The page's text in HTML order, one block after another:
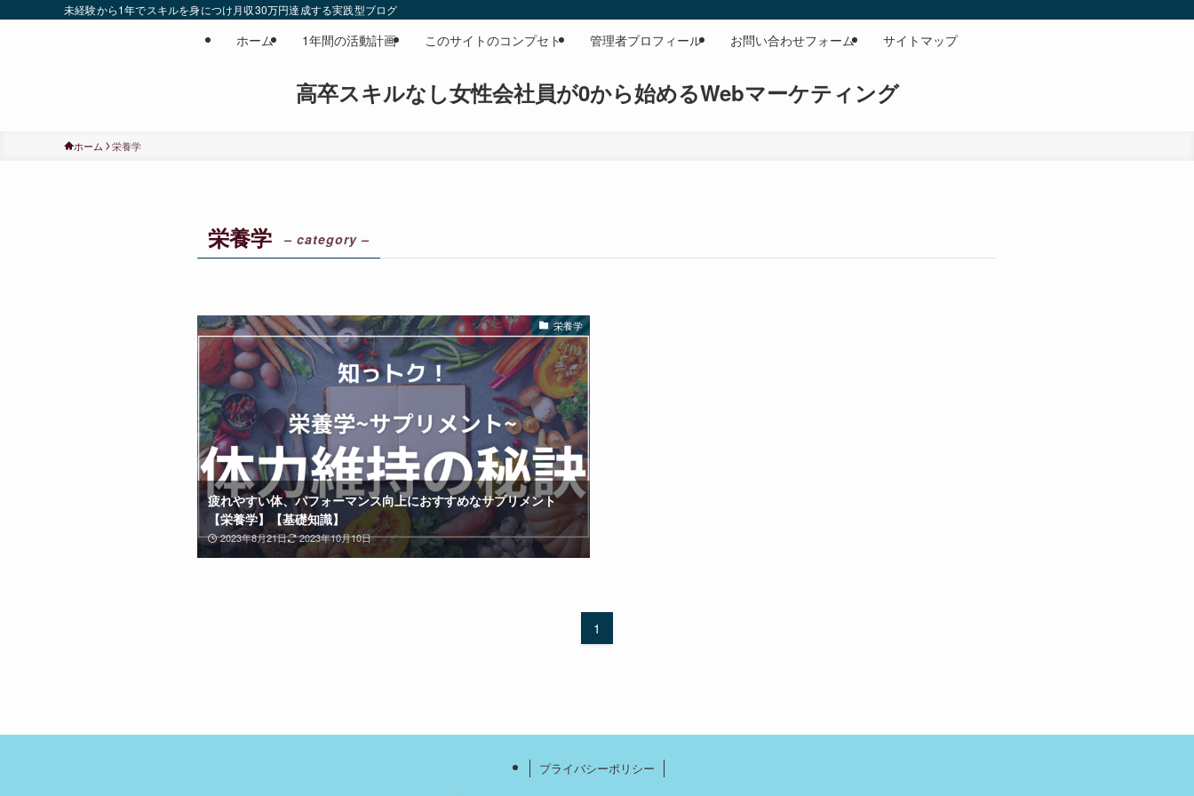
未経験から1年でスキルを身につけ月収30万円達成する実践型ブログ
高卒スキルなし女性会社員が0から始めるWebマーケティング
ホーム 1年間の活動計画 このサイトのコンプセト 管理者プロフィール お問い合わせフォーム サイトマップ
ホーム 栄養学
栄養学 – category –
栄養学
疲れやすい体、パフォーマンス向上におすすめなサプリメント
【栄養学】【基礎知識】
2023年8月21日 2023年10月10日
1
プライバシーポリシー